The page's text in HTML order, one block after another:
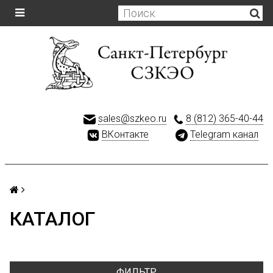
sales@szkeo.ru
8 (812) 365-40-44
ВКонтакте
Telegram канал
КАТАЛОГ